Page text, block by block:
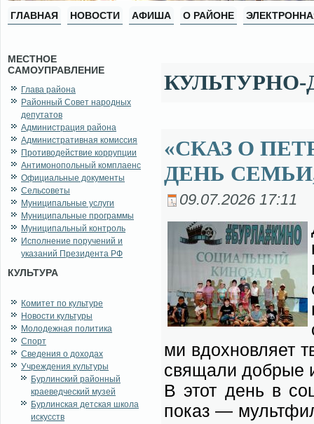
ГЛАВНАЯ НОВОСТИ АФИША О РАЙОНЕ
МЕСТНОЕ
САМОУПРАВЛЕНИЕ
Глава района
Районный Совет народных
депутатов
Администрация района
Административная комиссия
Противодействие коррупции
Антимонопольный комплаенс
Официальные документы
Сельсоветы
Муниципальные услуги
Муниципальные программы
Муниципальный контроль
Исполнение поручений и
указаний Президента РФ
КУЛЬТУРА
Комитет по культуре
Новости культуры
Молодежная политика
Спорт
Сведения о доходах
Учреждения культуры
Бурлинский районный
краеведческий музей
Бурлинская детская школа
искусств
«СКАЗ О
ДЕНЬ
09.07.2026 17:11
ми вдох­нов­ля­ет
свя­ща­ли доб­рые
В этот день в
по­каз —